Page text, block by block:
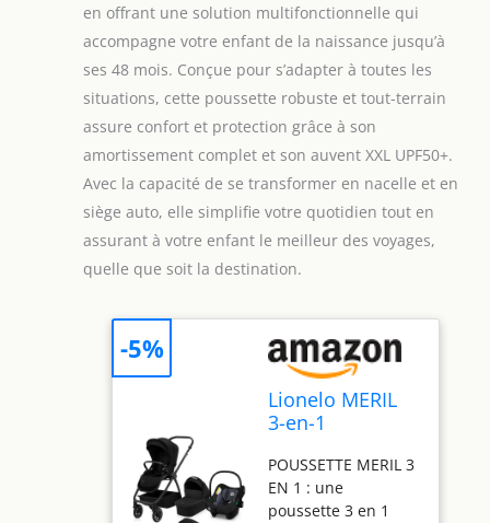
en offrant une solution multifonctionnelle qui
accompagne votre enfant de la naissance jusqu’à
ses 48 mois. Conçue pour s’adapter à toutes les
situations, cette poussette robuste et tout-terrain
assure confort et protection grâce à son
amortissement complet et son auvent XXL UPF50+.
Avec la capacité de se transformer en nacelle et en
siège auto, elle simplifie votre quotidien tout en
assurant à votre enfant le meilleur des voyages,
quelle que soit la destination.
Lionelo MERIL
3-en-1
Nacelle jusqu'à
9 kg, Siège Auto
POUSSETTE MERIL 3
EN 1 : une
poussette 3 en 1
-5%